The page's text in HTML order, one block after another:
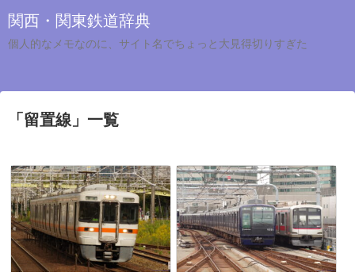
関西・関東鉄道辞典
個人的なメモなのに、サイト名でちょっと大見得切りすぎた
「 留置線 」 一覧